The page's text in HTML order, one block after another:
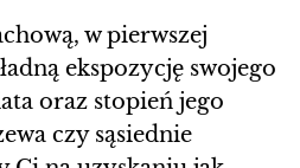
w pierwszej
ekspozycję swojego
oraz stopień jego
czy sąsiednie